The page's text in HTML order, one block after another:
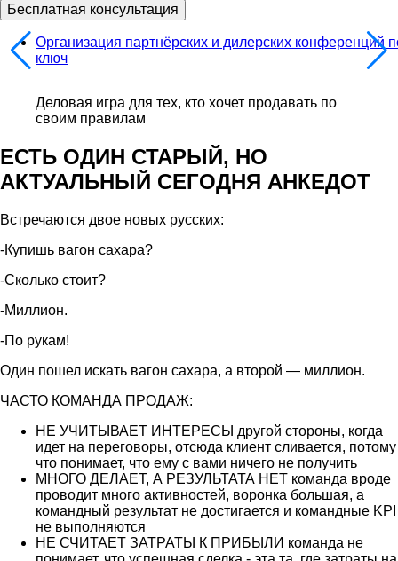
Бесплатная консультация
Организация партнёрских и дилерских конференций
ключ
Деловая игра для тех, кто хочет продавать по
своим правилам
ЕСТЬ ОДИН СТАРЫЙ, НО
АКТУАЛЬНЫЙ СЕГОДНЯ АНКЕДОТ
Встречаются двое новых русских:
-Купишь вагон сахара?
-Сколько стоит?
-Миллион.
-По рукам!
Один пошел искать вагон сахара, а второй — миллион.
ЧАСТО КОМАНДА ПРОДАЖ:
НЕ УЧИТЫВАЕТ ИНТЕРЕСЫ другой стороны, когда
идет на переговоры, отсюда клиент сливается, потому
что понимает, что ему с вами ничего не получить
МНОГО ДЕЛАЕТ, А РЕЗУЛЬТАТА НЕТ команда вроде
проводит много активностей, воронка большая, а
командный результат не достигается и командные KPI
не выполняются
НЕ СЧИТАЕТ ЗАТРАТЫ К ПРИБЫЛИ команда не